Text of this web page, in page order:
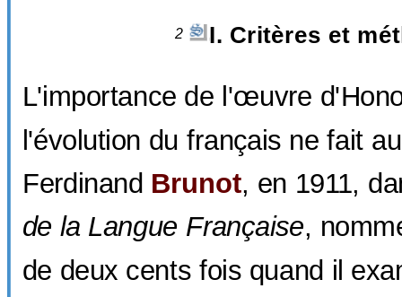
2 I. Critères et
L'importance de l'œuvre
l'évolution du français ne fait
Ferdinand Brunot, en 1911,
de la Langue Française,
de deux cents fois quand il